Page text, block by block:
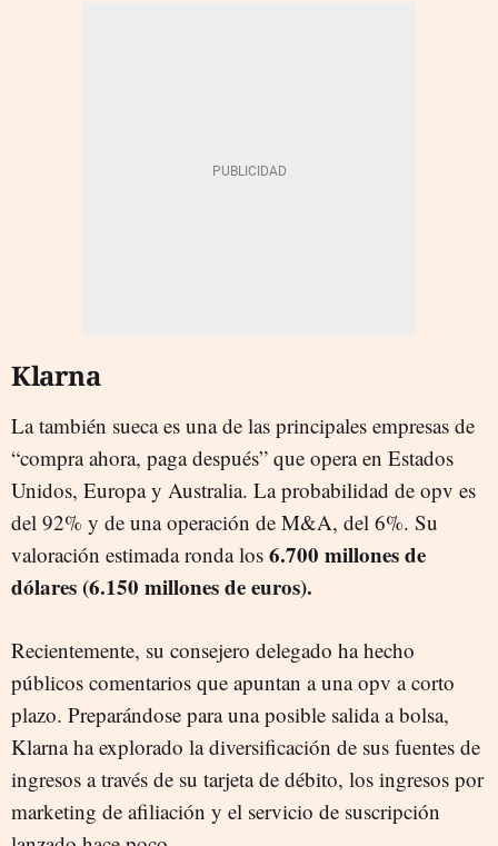
Klarna
La también sueca es una de las principales empresas de
“compra ahora, paga después” que opera en Estados
Unidos, Europa y Australia. La probabilidad de opv es
del 92% y de una operación de M&A, del 6%. Su
valoración estimada ronda los 6.700 millones de
dólares (6.150 millones de euros).
Recientemente, su consejero delegado ha hecho
públicos comentarios que apuntan a una opv a corto
plazo. Preparándose para una posible salida a bolsa,
Klarna ha explorado la diversificación de sus fuentes de
ingresos a través de su tarjeta de débito, los ingresos por
marketing de afiliación y el servicio de suscripción